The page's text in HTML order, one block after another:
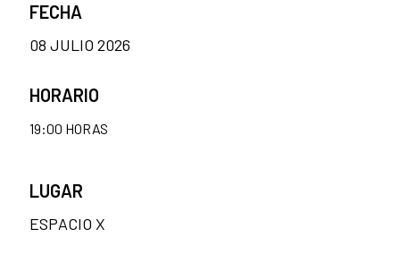
FECHA
08 JULIO 2026
HORARIO
19:00 HORAS
LUGAR
ESPACIO X